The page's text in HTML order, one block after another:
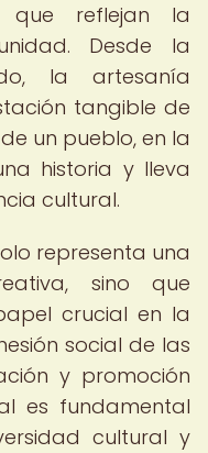
que reflejan la
Desde la
la artesanía
tangible de
un pueblo, en la
historia y lleva
cultural.
representa una
sino que
crucial en la
social de las
y promoción
es fundamental
cultural y